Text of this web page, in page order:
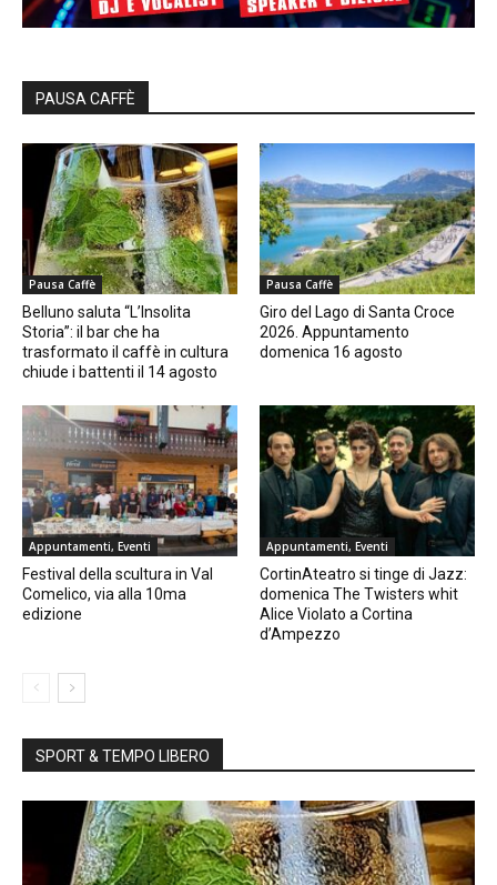
PAUSA CAFFÈ
Pausa Caffè
Belluno saluta “L’Insolita
Storia”: il bar che ha
trasformato il caffè in cultura
chiude i battenti il 14 agosto
Pausa Caffè
Giro del Lago di Santa Croce
2026. Appuntamento
domenica 16 agosto
Appuntamenti, Eventi
Festival della scultura in Val
Comelico, via alla 10ma
edizione
Appuntamenti, Eventi
CortinAteatro si tinge di Jazz:
domenica The Twisters whit
Alice Violato a Cortina
d’Ampezzo
SPORT & TEMPO LIBERO